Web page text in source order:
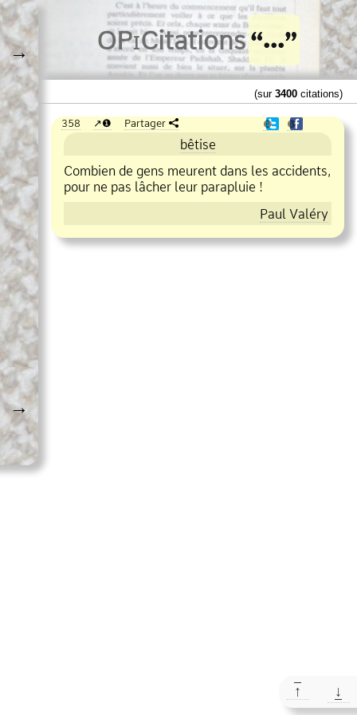
→
→
OPiCitations
(sur 3400 citations)
358 ❶ Partager ❶ ❶
bêtise
Combien de gens meurent dans les accidents,
pour ne pas lâcher leur parapluie !
Paul Valéry
↑ ↓